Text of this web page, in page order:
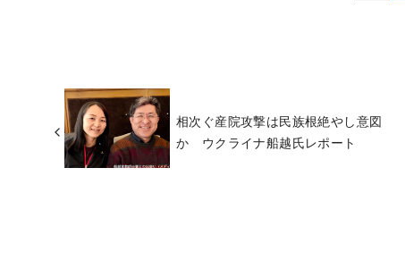
相次ぐ産院攻撃は民族根絶やし意図
か ウクライナ船越氏レポート